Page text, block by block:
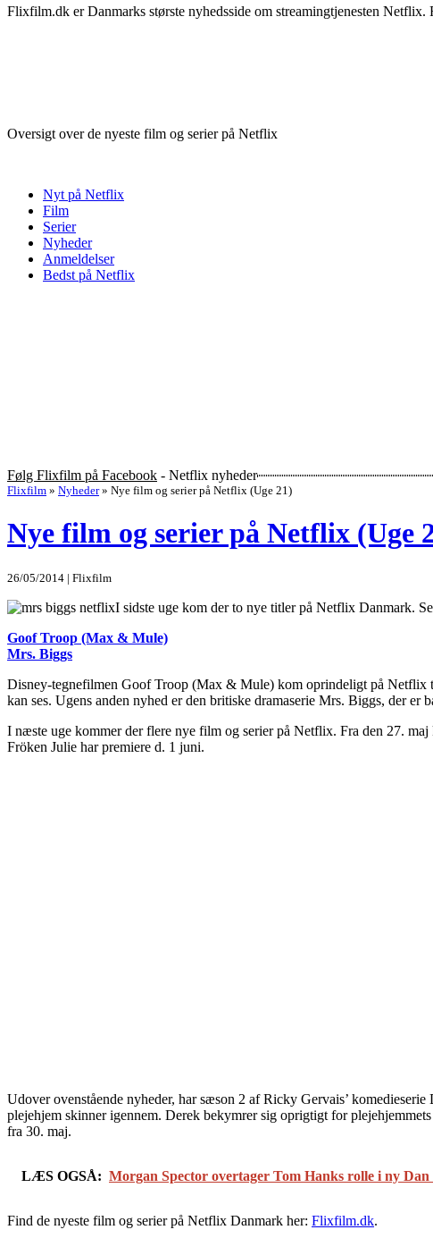
Flixfilm.dk er Danmarks største nyhedsside om streamingtjenesten Netflix.
Oversigt over de nyeste film og serier på Netflix
Nyt på Netflix
Film
Serier
Nyheder
Anmeldelser
Bedst på Netflix
Følg Flixfilm på Facebook - Netflix nyheder
Flixfilm » Nyheder » Nye film og serier på Netflix (Uge 21)
Nye film og serier på Netflix (Uge
26/05/2014 | Flixfilm
I sidste uge kom der to nye titler på Netflix Danmark.
Goof Troop (Max & Mule)
Mrs. Biggs
Disney-tegnefilmen Goof Troop (Max & Mule) kom oprindeligt på Netflix
kan ses. Ugens anden nyhed er den britiske dramaserie Mrs. Biggs, der
I næste uge kommer der flere nye film og serier på Netflix. Fra den 27.
Fröken Julie har premiere d. 1 juni.
Udover ovenstående nyheder, har sæson 2 af Ricky Gervais’
plejehjem skinner igennem. Derek bekymrer sig oprigtigt for
fra 30. maj.
LÆS OGSÅ: Morgan Spector overtager Tom Hanks rolle i ny
Find de nyeste film og serier på Netflix Danmark her: Flixfilm.dk.